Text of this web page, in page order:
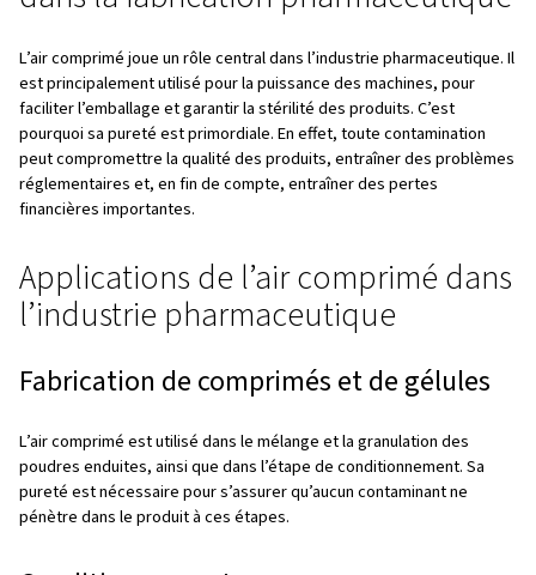
Table des matières
Introduction
L’importance de l’air comprimé dans la fabrication
pharmaceutique
pharmaceutique
Avantages des compresseurs sans huile
Le rôle et l’impact des technologies de
En résumé
FAQs